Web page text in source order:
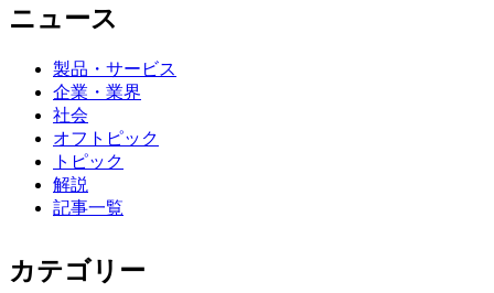
ニュース
製品・サービス
企業・業界
社会
オフトピック
トピック
解説
記事一覧
カテゴリー